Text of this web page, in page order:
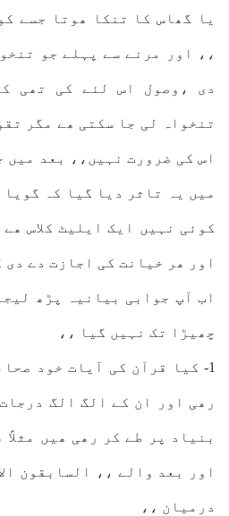
یا گھاس کا تنکا ھوتا جسے
،، اور مرنے سے پہلے جو
دی ،وصول اس لئے کی تھی
تنخواہ لی جا سکتی ھے مگر
اس کی ضرورت نہیں،، بعد میں
میں یہ تاثر دیا گیا کہ
کوئی نہیں ایک ایلیٹ کلاس
اور ھر خیانت کی اجازت دے دی
اب آپ جوابی بیانیہ پڑھ
چھیڑا تک نہیں گیا ،،
1- کیا قرآن کی آیات خود
رھی اور ان کے الگ الگ
بنیاد پر طے کر رھی ھیں
اور بعد والے ،، السابقون
درمیان ،،